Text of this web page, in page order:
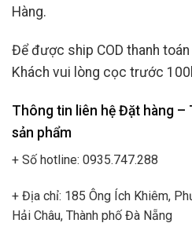
Hàng.
Để được ship COD thanh toán
Khách vui lòng cọc trước
Thông tin liên hệ Đặt hàng –
sản phẩm
+ Số hotline: 0935.747.288
+ Địa chỉ: 185 Ông Ích Khiêm,
Hải Châu, Thành phố Đà Nẵng